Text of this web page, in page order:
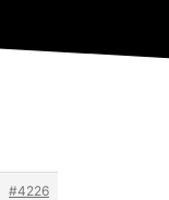
#4226